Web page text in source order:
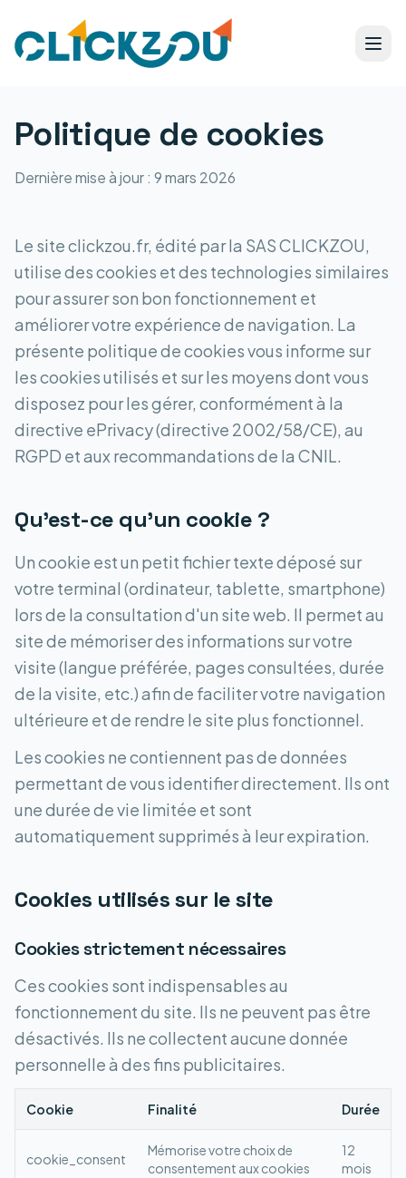
Politique de cookies
Dernière mise à jour : 9 mars 2026
Le site clickzou.fr, édité par la SAS CLICKZOU,
utilise des cookies et des technologies similaires
pour assurer son bon fonctionnement et
améliorer votre expérience de navigation. La
présente politique de cookies vous informe sur
les cookies utilisés et sur les moyens dont vous
disposez pour les gérer, conformément à la
directive ePrivacy (directive 2002/58/CE), au
RGPD et aux recommandations de la CNIL.
Qu'est-ce qu'un cookie ?
Un cookie est un petit fichier texte déposé sur
votre terminal (ordinateur, tablette, smartphone)
lors de la consultation d'un site web. Il permet au
site de mémoriser des informations sur votre
visite (langue préférée, pages consultées, durée
de la visite, etc.) afin de faciliter votre navigation
ultérieure et de rendre le site plus fonctionnel.
Les cookies ne contiennent pas de données
permettant de vous identifier directement. Ils ont
une durée de vie limitée et sont
automatiquement supprimés à leur expiration.
Cookies utilisés sur le site
Cookies strictement nécessaires
Ces cookies sont indispensables au
fonctionnement du site. Ils ne peuvent pas être
désactivés. Ils ne collectent aucune donnée
personnelle à des fins publicitaires.
Cookie Finalité Durée
cookie_consent
Mémorise votre choix de
consentement aux cookies
12
mois